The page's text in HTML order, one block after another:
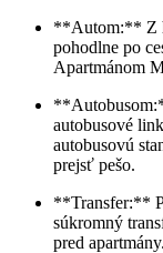
**Autom:** Z
pohodlne po
Apartmánom
autobusové
autobusovú
prejsť pešo.
**Transfer:**
súkromný
pred apartmány.